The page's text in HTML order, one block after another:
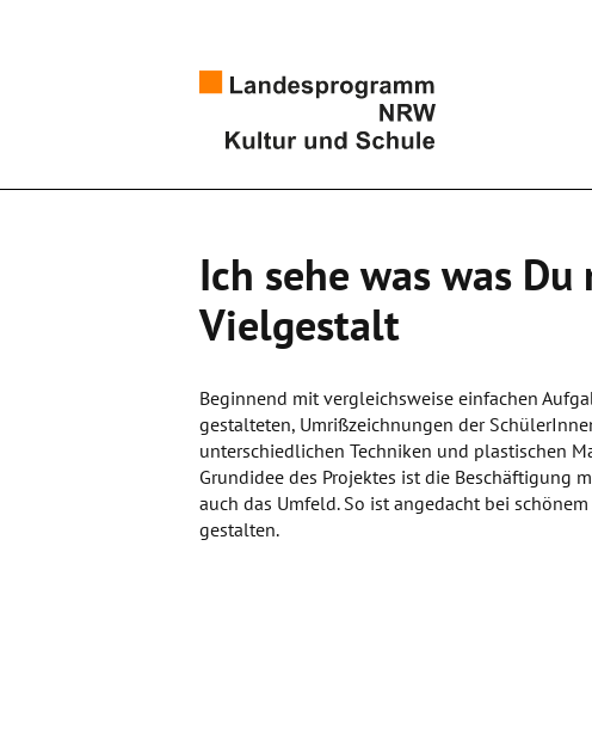
Ich sehe was was
Vielgestalt
Beginnend mit vergleichsweise einfachen
gestalteten, Umrißzeichnungen der
unterschiedlichen Techniken und plastischen
Grundidee des Projektes ist die Beschäftigung
auch das Umfeld. So ist angedacht bei
gestalten.